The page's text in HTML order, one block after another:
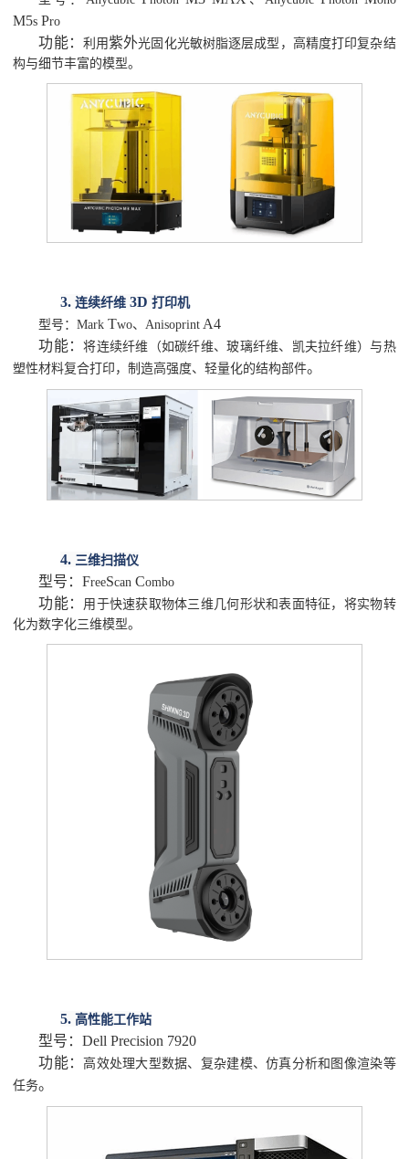
M5s Pro
功能： 利用紫外光固化光敏树脂逐层成型，高精度打印复杂结
构与细节丰富的模型。
3.连续纤维 3D打印机
型号：Mark Two、Anisoprint A4
功能：将连续纤维（如碳纤维、玻璃纤维、凯夫拉纤维）与热
塑性材料复合打印，制造高强度、轻量化的结构部件。
4. 三维扫描仪
型号：FreeScan Combo
功能：
用于快速获取物体三维几何形状和表面特征，将实物转
化为数字化三维模型。
5.高性能工作站
型号：Dell Precision 7920
功能：高效处理大型数据、复杂建模、仿真分析和图像渲染等
任务。